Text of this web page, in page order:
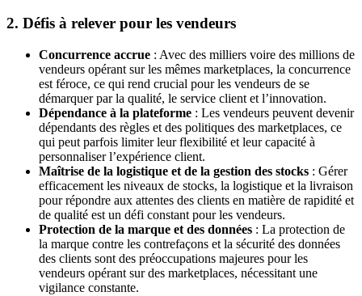
2. Défis à relever pour les vendeurs
Concurrence accrue : Avec des milliers voire des millions de
vendeurs opérant sur les mêmes marketplaces, la concurrence
est féroce, ce qui rend crucial pour les vendeurs de se
démarquer par la qualité, le service client et l’innovation.
Dépendance à la plateforme : Les vendeurs peuvent devenir
dépendants des règles et des politiques des marketplaces, ce
qui peut parfois limiter leur flexibilité et leur capacité à
personnaliser l’expérience client.
Maîtrise de la logistique et de la gestion des stocks : Gérer
efficacement les niveaux de stocks, la logistique et la livraison
pour répondre aux attentes des clients en matière de rapidité et
de qualité est un défi constant pour les vendeurs.
Protection de la marque et des données : La protection de
la marque contre les contrefaçons et la sécurité des données
des clients sont des préoccupations majeures pour les
vendeurs opérant sur des marketplaces, nécessitant une
vigilance constante.